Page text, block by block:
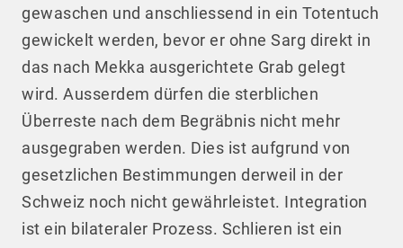
gewaschen und anschliessend in ein Totentuch
gewickelt werden, bevor er ohne Sarg direkt in
das nach Mekka ausgerichtete Grab gelegt
wird. Ausserdem dürfen die sterblichen
Überreste nach dem Begräbnis nicht mehr
ausgegraben werden. Dies ist aufgrund von
gesetzlichen Bestimmungen derweil in der
Schweiz noch nicht gewährleistet. Integration
ist ein bilateraler Prozess. Schlieren ist ein